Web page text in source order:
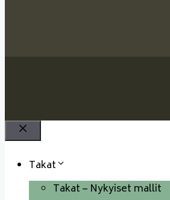
Takat
Takat – Nykyiset mallit